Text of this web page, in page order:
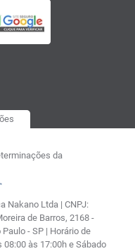
da
Nakano Ltda | CNPJ:
de Barros, 2168 -
- SP | Horário de
às 17:00h e Sábado